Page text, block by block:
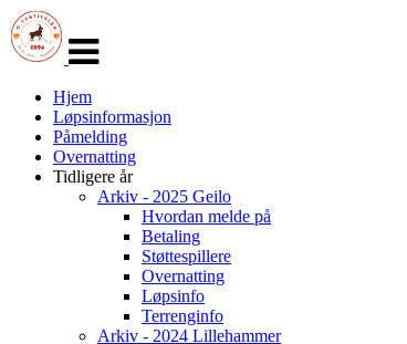
navigasjon
Hjem
Løpsinformasjon
Påmelding
Overnatting
Tidligere år
Arkiv - 2025 Geilo
Hvordan melde på
Betaling
Støttespillere
Overnatting
Løpsinfo
Terrenginfo
Arkiv - 2024 Lillehammer